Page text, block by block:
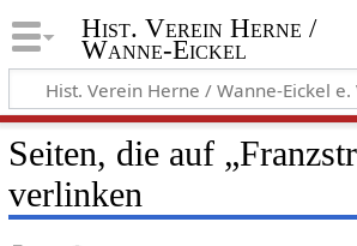
Hist. Verein Herne /
Wanne-Eickel
Seiten, die auf
verlinken